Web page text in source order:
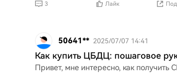
3 Лайк
50641** 2025/07/07 14:41
Как купить ЦБДЦ: пошаговое
Привет, мне интересно, как получить